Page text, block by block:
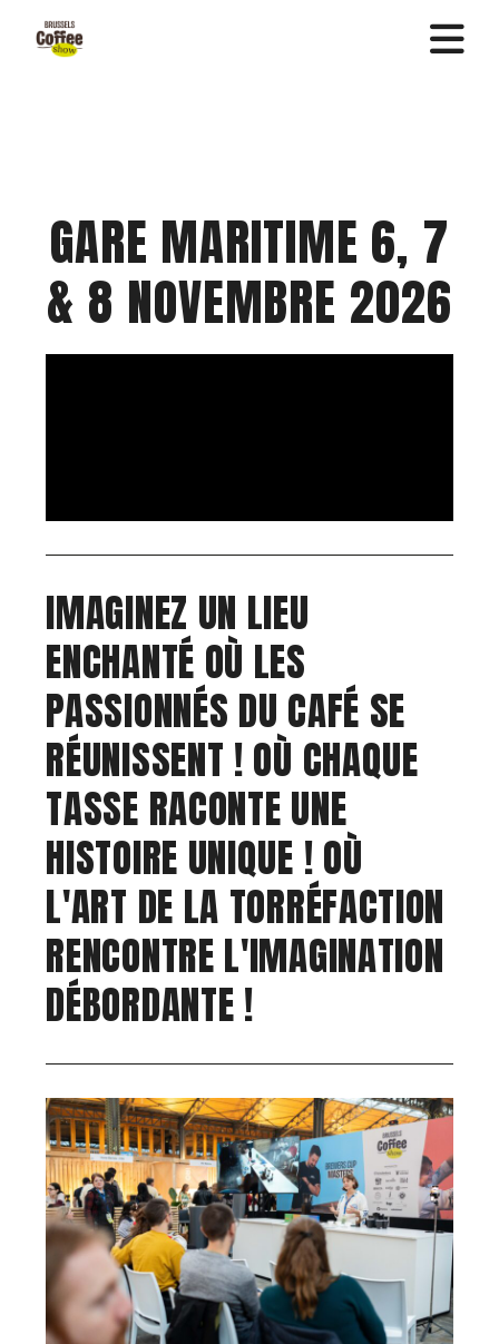
GARE MARITIME 6, 7
& 8 NOVEMBRE 2026
IMAGINEZ UN LIEU
ENCHANTÉ OÙ LES
PASSIONNÉS DU CAFÉ SE
RÉUNISSENT ! OÙ CHAQUE
TASSE RACONTE UNE
HISTOIRE UNIQUE ! OÙ
L'ART DE LA TORRÉFACTION
RENCONTRE L'IMAGINATION
DÉBORDANTE !